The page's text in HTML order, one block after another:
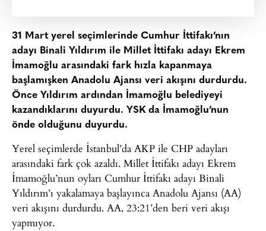
31 Mart yerel seçimlerinde Cumhur İttifakı’nın
adayı Binali Yıldırım ile Millet İttifakı adayı Ekrem
İmamoğlu arasındaki fark hızla kapanmaya
başlamışken Anadolu Ajansı veri akışını durdurdu.
Önce Yıldırım ardından İmamoğlu belediyeyi
kazandıklarını duyurdu. YSK da İmamoğlu’nun
önde olduğunu duyurdu.
Yerel seçimlerde İstanbul’da AKP ile CHP adayları
arasındaki fark çok azaldı. Millet İttifakı adayı Ekrem
İmamoğlu’nun oyları Cumhur İttifakı adayı Binali
Yıldırım’ı yakalamaya başlayınca Anadolu Ajansı (AA)
veri akışını durdurdu. AA, 23:21’den beri veri akışı
yapmıyor.